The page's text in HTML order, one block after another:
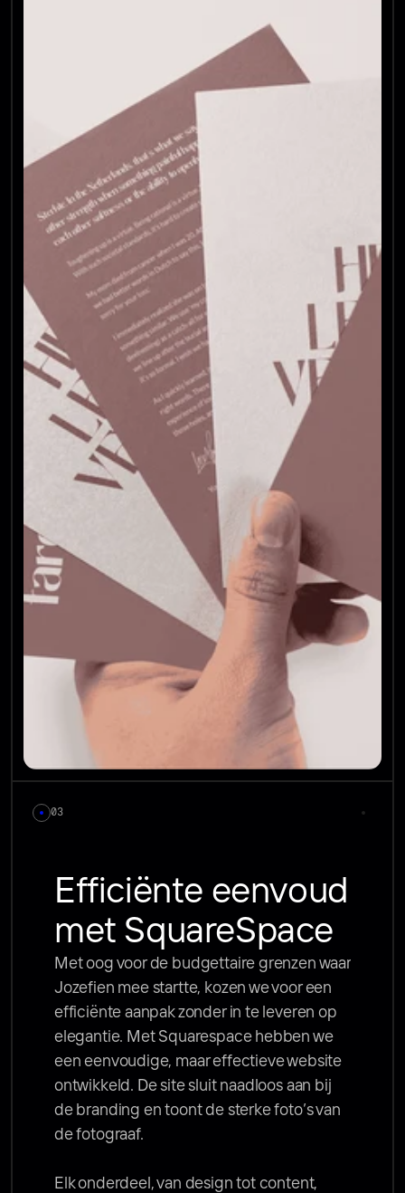
03
Efficiënte eenvoud
met SquareSpace
Met oog voor de budgettaire grenzen waar
Jozefien mee startte, kozen we voor een
efficiënte aanpak zonder in te leveren op
elegantie. Met Squarespace hebben we
een eenvoudige, maar effectieve website
ontwikkeld. De site sluit naadloos aan bij
de branding en toont de sterke foto’s van
de fotograaf.
Elk onderdeel, van design tot content,